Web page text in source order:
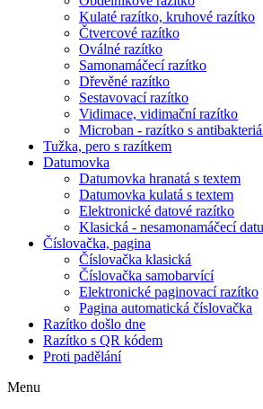
Kulaté razítko, kruhové razítko
Čtvercové razítko
Oválné razítko
Samonamáčecí razítko
Dřevěné razítko
Sestavovací razítko
Vidimace, vidimační razítko
Microban - razítko s
Tužka, pero s razítkem
Datumovka
Datumovka hranatá s textem
Datumovka kulatá s textem
Elektronické datové razítko
Klasická - nesamonamáčecí
Číslovačka, pagina
Číslovačka klasická
Číslovačka samobarvící
Elektronické paginovací razítko
Pagina automatická číslovačka
Razítko došlo dne
Razítko s QR kódem
Proti padělání
Menu